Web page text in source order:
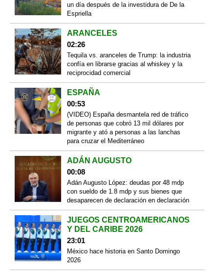
un día después de la investidura de De la
Espriella
ARANCELES
02:26
Tequila vs. aranceles de Trump: la industria
confía en librarse gracias al whiskey y la
reciprocidad comercial
ESPAÑA
00:53
(VIDEO) España desmantela red de tráfico
de personas que cobró 13 mil dólares por
migrante y ató a personas a las lanchas
para cruzar el Mediterráneo
ADÁN AUGUSTO
00:08
Adán Augusto López: deudas por 48 mdp
con sueldo de 1.8 mdp y sus bienes que
desaparecen de declaración en declaración
JUEGOS CENTROAMERICANOS
Y DEL CARIBE 2026
23:01
México hace historia en Santo Domingo
2026